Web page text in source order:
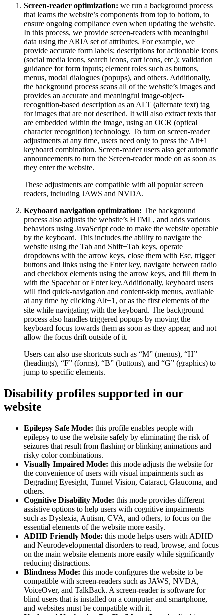
Screen-reader optimization: we run a background process
that learns the website’s components from top to bottom, to
ensure ongoing compliance even when updating the website.
In this process, we provide screen-readers with meaningful
data using the ARIA set of attributes. For example, we
provide accurate form labels; descriptions for actionable icons
(social media icons, search icons, cart icons, etc.); validation
guidance for form inputs; element roles such as buttons,
menus, modal dialogues (popups), and others. Additionally,
the background process scans all of the website’s images and
provides an accurate and meaningful image-object-
recognition-based description as an ALT (alternate text) tag
for images that are not described. It will also extract texts that
are embedded within the image, using an OCR (optical
character recognition) technology. To turn on screen-reader
adjustments at any time, users need only to press the Alt+1
keyboard combination. Screen-reader users also get automatic
announcements to turn the Screen-reader mode on as soon as
they enter the website.
These adjustments are compatible with all popular screen
readers, including JAWS and NVDA.
Keyboard navigation optimization: The background
process also adjusts the website’s HTML, and adds various
behaviors using JavaScript code to make the website operable
by the keyboard. This includes the ability to navigate the
website using the Tab and Shift+Tab keys, operate
dropdowns with the arrow keys, close them with Esc, trigger
buttons and links using the Enter key, navigate between radio
and checkbox elements using the arrow keys, and fill them in
with the Spacebar or Enter key.Additionally, keyboard users
will find quick-navigation and content-skip menus, available
at any time by clicking Alt+1, or as the first elements of the
site while navigating with the keyboard. The background
process also handles triggered popups by moving the
keyboard focus towards them as soon as they appear, and not
allow the focus drift outside of it.
Users can also use shortcuts such as “M” (menus), “H”
(headings), “F” (forms), “B” (buttons), and “G” (graphics) to
jump to specific elements.
Disability profiles supported in our
website
Epilepsy Safe Mode: this profile enables people with
epilepsy to use the website safely by eliminating the risk of
seizures that result from flashing or blinking animations and
risky color combinations.
Visually Impaired Mode: this mode adjusts the website for
the convenience of users with visual impairments such as
Degrading Eyesight, Tunnel Vision, Cataract, Glaucoma, and
others.
Cognitive Disability Mode: this mode provides different
assistive options to help users with cognitive impairments
such as Dyslexia, Autism, CVA, and others, to focus on the
essential elements of the website more easily.
ADHD Friendly Mode: this mode helps users with ADHD
and Neurodevelopmental disorders to read, browse, and focus
on the main website elements more easily while significantly
reducing distractions.
Blindness Mode: this mode configures the website to be
compatible with screen-readers such as JAWS, NVDA,
VoiceOver, and TalkBack. A screen-reader is software for
blind users that is installed on a computer and smartphone,
and websites must be compatible with it.